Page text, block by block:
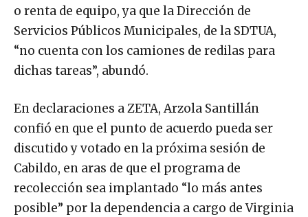
o renta de equipo, ya que la Dirección de
Servicios Públicos Municipales, de la SDTUA,
“no cuenta con los camiones de redilas para
dichas tareas”, abundó.
En declaraciones a ZETA, Arzola Santillán
confió en que el punto de acuerdo pueda ser
discutido y votado en la próxima sesión de
Cabildo, en aras de que el programa de
recolección sea implantado “lo más antes
posible” por la dependencia a cargo de Virginia